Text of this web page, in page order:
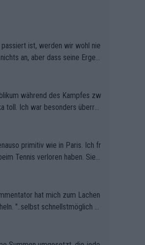
ist, werden wir wohl nie
an, aber dass seine Ergeb
während des Kampfes zw
toll. Ich war besonders überras
primitiv wie in Paris. Ich fr
Tennis verloren haben. Sie s
hat mich zum Lachen
"..selbst schnellstmöglich na